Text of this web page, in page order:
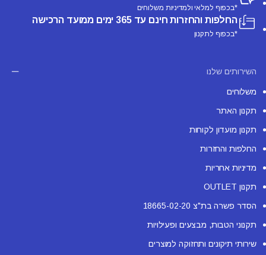
*בכפוף למלאי ולמדיניות משלוחים
החלפות והחזרות חינם עד 365 ימים ממועד הרכישה
*בכפוף לתקנון
השירותים שלנו
משלוחים
תקנון האתר
תקנון מועדון לקוחות
החלפות והחזרות
מדיניות אחריות
תקנון OUTLET
הסדר פשרה בת"צ 18665-02-20
תקנוני הטבות, מבצעים ופעילויות
שירותי תיקונים ותחזוקה למוצרים